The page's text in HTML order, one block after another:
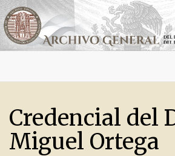
Credencial del
Miguel Ortega